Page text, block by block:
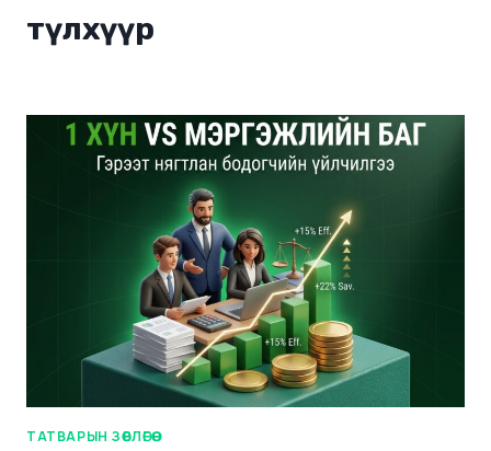
түлхүүр
ТАТВАРЫН ЗӨВЛӨГӨӨ